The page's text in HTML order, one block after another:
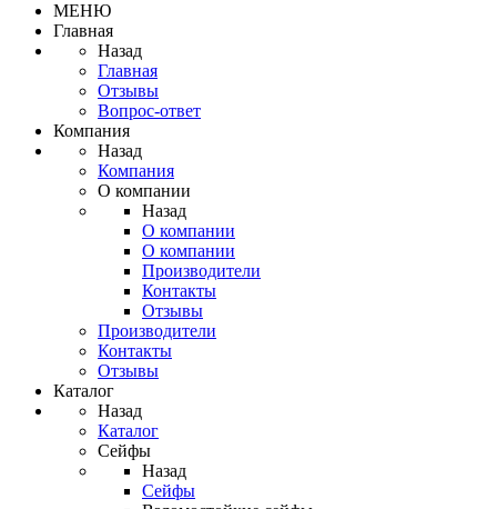
МЕНЮ
Главная
Назад
Главная
Отзывы
Вопрос-ответ
Компания
Назад
Компания
О компании
Назад
О компании
О компании
Производители
Контакты
Отзывы
Производители
Контакты
Отзывы
Каталог
Назад
Каталог
Сейфы
Назад
Сейфы